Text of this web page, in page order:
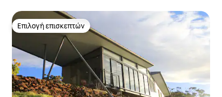
Επιλογή επισκεπτών
Επιλογή επισκεπτών